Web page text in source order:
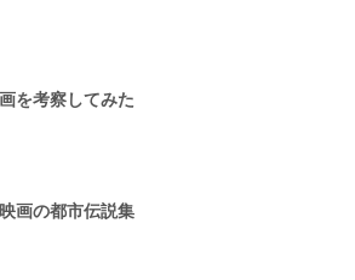
を考察してみた
画の都市伝説集